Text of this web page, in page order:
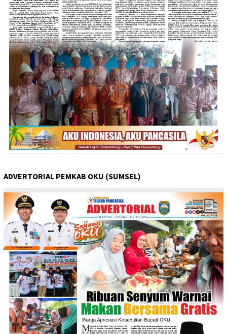
ADVERTORIAL PEMKAB OKU (SUMSEL)